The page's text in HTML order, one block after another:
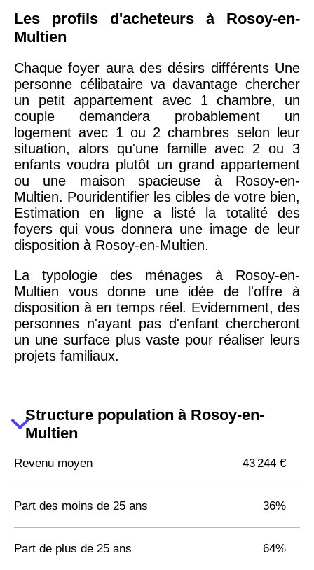
Les profils d'acheteurs à Rosoy-en-
Multien
Chaque foyer aura des désirs différents Une
personne célibataire va davantage chercher
un petit appartement avec 1 chambre, un
couple demandera probablement un
logement avec 1 ou 2 chambres selon leur
situation, alors qu'une famille avec 2 ou 3
enfants voudra plutôt un grand appartement
ou une maison spacieuse à Rosoy-en-
Multien. Pouridentifier les cibles de votre bien,
Estimation en ligne a listé la totalité des
foyers qui vous donnera une image de leur
disposition à Rosoy-en-Multien.
La typologie des ménages à Rosoy-en-
Multien vous donne une idée de l'offre à
disposition à en temps réel. Evidemment, des
personnes n'ayant pas d'enfant chercheront
un une surface plus vaste pour réaliser leurs
projets familiaux.
Structure population à Rosoy-en-
Multien
Revenu moyen 43 244 €
Part des moins de 25 ans 36%
Part de plus de 25 ans 64%